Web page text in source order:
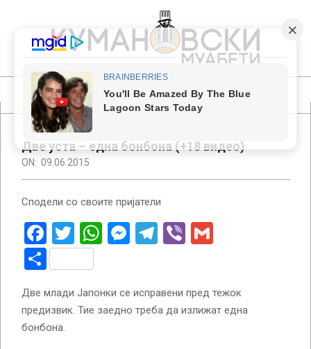
content
КУМАНОВСКИ
МУАБЕТИ
Primary
Navigation
MenuДве уста – една бонбона (+18 видео)
ON: 09.06.2015
Сподели со своите пријатели
Facebook
Twitter
WhatsApp
Messenger
Telegram
Viber
Share
Две млади Јапонки се исправени пред тежок
предизвик. Тие заедно треба да излижат една
бонбона.